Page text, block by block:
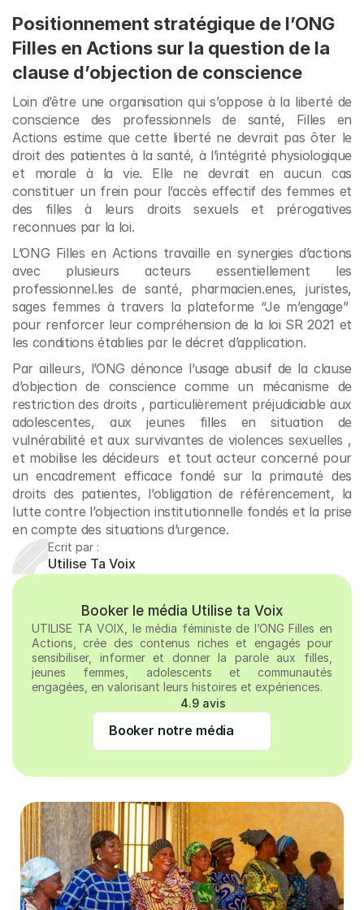
Positionnement stratégique de l’ONG
Filles en Actions sur la question de la
clause d’objection de conscience
Loin d’être une organisation qui s’oppose à la liberté de
conscience des professionnels de santé, Filles en
Actions estime que cette liberté ne devrait pas ôter le
droit des patientes à la santé, à l’intégrité physiologique
et morale à la vie. Elle ne devrait en aucun cas
constituer un frein pour l’accès effectif des femmes et
des filles à leurs droits sexuels et prérogatives
reconnues par la loi.
L’ONG Filles en Actions travaille en synergies d’actions
avec plusieurs acteurs essentiellement les
professionnel.les de santé, pharmacien.enes, juristes,
sages femmes à travers la plateforme “Je m’engage”
pour renforcer leur compréhension de la loi SR 2021 et
les conditions établies par le décret d’application.
Par ailleurs, l’ONG dénonce l’usage abusif de la clause
d’objection de conscience comme un mécanisme de
restriction des droits , particulièrement préjudiciable aux
adolescentes, aux jeunes filles en situation de
vulnérabilité et aux survivantes de violences sexuelles ,
et mobilise les décideurs  et tout acteur concerné pour
un encadrement efficace fondé sur la primauté des
droits des patientes, l’obligation de référencement, la
lutte contre l’objection institutionnelle fondés et la prise
en compte des situations d’urgence.
Ecrit par :
Utilise Ta Voix
Booker le média Utilise ta Voix
UTILISE TA VOIX, le média féministe de l’ONG Filles en
Actions, crée des contenus riches et engagés pour
sensibiliser, informer et donner la parole aux filles,
jeunes femmes, adolescents et communautés
engagées, en valorisant leurs histoires et expériences.
4.9 avis
Booker notre média